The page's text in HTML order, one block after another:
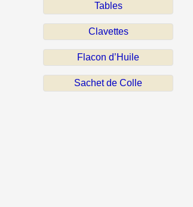
Tables
Clavettes
Flacon d’Huile
Sachet de Colle